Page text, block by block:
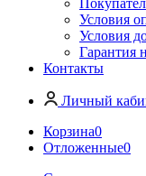
Условия
Условия
Гарантия
Контакты
Личный
Корзина0
Отложенные0